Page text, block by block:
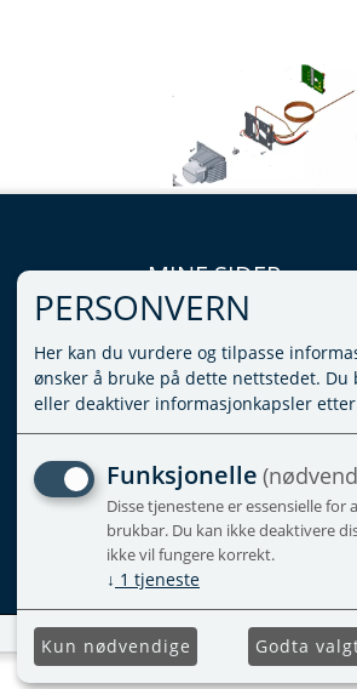
MINE SIDER
LOGG INN
VILKÅR
PERSONVERNERKLÆRING
ADMINISTRER COOKIES
PERSONVERN
Her kan du vurdere og tilpasse
ønsker å bruke på dette nettstedet. Du
eller deaktiver informasjonkapsler etter
Funksjonelle
Disse tjenestene er essensielle
brukbar. Du kan ikke deaktivere
ikke vil fungere korrekt.
↓ 1 tjeneste
Kun nødvendige Godta